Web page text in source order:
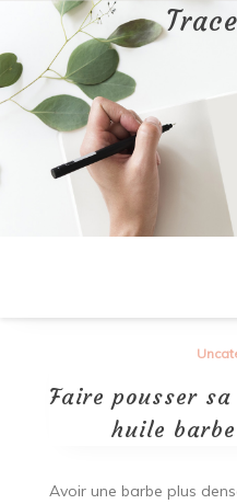
contenu
Faire pousser
huile
Avoir une barbe plus